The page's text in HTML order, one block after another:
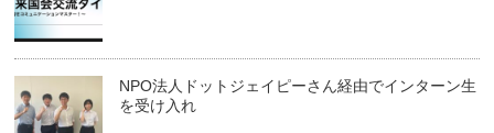
NPO法人ドットジェイピーさん経由でインターン生
を受け入れ